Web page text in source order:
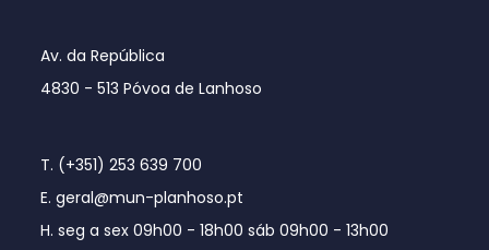
Av. da República
4830 - 513 Póvoa de Lanhoso
T. (+351) 253 639 700
E. geral@mun-planhoso.pt
H. seg a sex 09h00 - 18h00 sáb 09h00 - 13h00